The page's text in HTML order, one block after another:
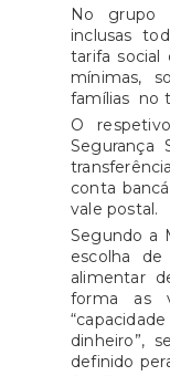
No grupo
inclusas
tarifa social
mínimas,
famílias no
O
Segurança
conta
vale postal.
Segundo a
escolha
alimentar
forma as
dinheiro”,
definido